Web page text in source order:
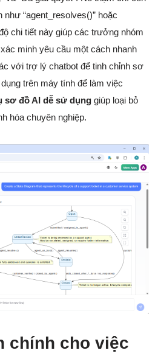
“agent_resolves()” hoặc
chi tiết này giúp các trưởng nhóm
minh yêu cầu một cách nhanh
với trợ lý chatbot để tinh chỉnh sơ
trên máy tính để làm việc
sơ đồ AI dễ sử dụng giúp loại bỏ
hóa chuyên nghiệp.
chính cho việc